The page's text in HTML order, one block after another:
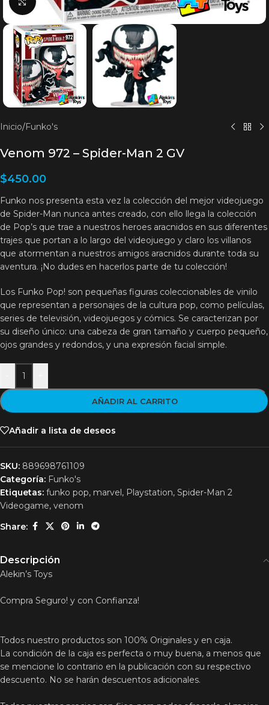
Inicio/Funko's
Venom 972 – Spider-Man 2 GV
$450.00
Funko nos presenta esta vez la colección del mejor videojuego
de Spider-Man nunca antes creado, con ello llega la colección
de Pop’s que trae a nuestros heroes aracnidos en sus diferentes
trajes que portan a lo largo del videojuego y claro los villanos
que atormentan a nuestros amigos aracnidos durante toda su
aventura. ¡No dudes en hacerlos parte de tu colección!
Los Funko Pop! son pequeñas figuras coleccionables de vinilo
que representan a personajes de la cultura pop, como películas,
series de televisión, videojuegos y cómics. Se caracterizan por
su diseño único: una cabeza de gran tamaño y cuerpo pequeño,
ojos grandes y redondos, y una expresión facial simple.
AÑADIR AL CARRITO
Añadir a lista de deseos
SKU: 889698761109
Categoría: Funko's
Etiquetas: funko pop, marvel , Playstation, Spider-Man 2
Videogame, venom
Share:
Descripción
Alekin’s Toys
Compra Seguro! y con Confianza!
Todos nuestro productos son 100% Originales y en caja.
La condición de la caja es perfecta o muy buena, a menos que
se mencione lo contrario en la publicación con su respectivo
descuento. No se harán descuentos adicionales.